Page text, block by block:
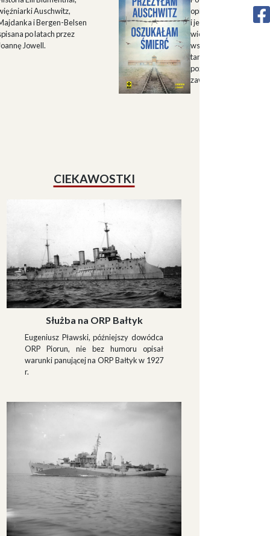
Auschwitz,
i Bergen-Belsen
po latach przez
Jowell.
opisu historii Górnego
i jego mieszkańców w
wieku oraz zapisu
wspomnień
tamtych terenów, które
pozwalają lepiej
zawiłe koleje losu
CIEKAWOSTKI
Służba na ORP Bałtyk
Eugeniusz Pławski, późniejszy dowódca
ORP Piorun, nie bez humoru opisał
warunki panującej na ORP Bałtyk w 1927
r.